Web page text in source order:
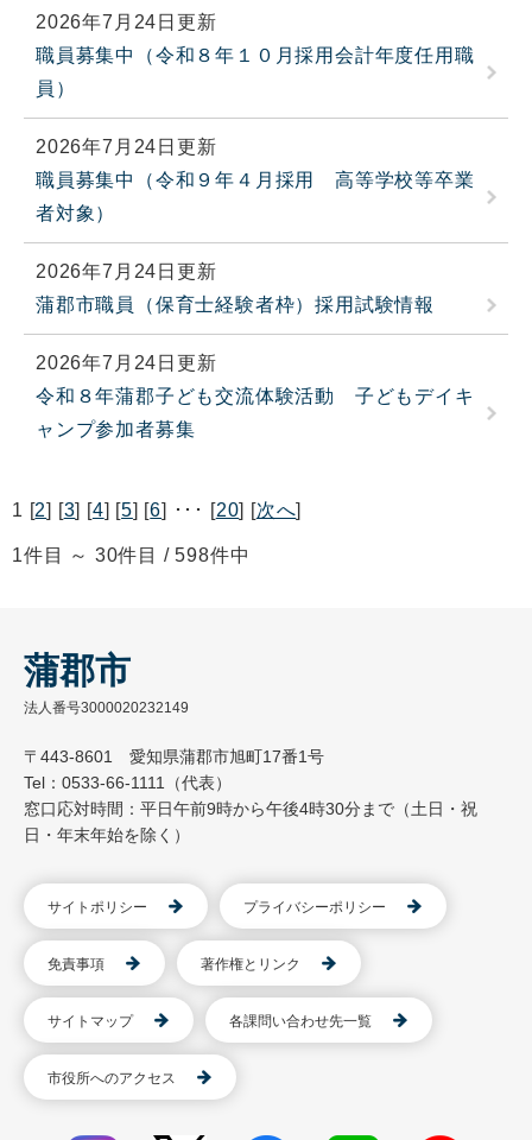
2026年7月24日更新
職員募集中（令和８年１０月採用会計年度任用職
員）
2026年7月24日更新
職員募集中（令和９年４月採用 高等学校等卒業
者対象）
2026年7月24日更新
蒲郡市職員（保育士経験者枠）採用試験情報
2026年7月24日更新
令和８年蒲郡子ども交流体験活動 子どもデイキ
ャンプ参加者募集
1 [2 3 4 ] [5 ] [6 ] ･･･ [ 20 次へ
1件目 ～ 30件目 / 598件中
蒲郡市
法人番号3000020232149
〒443-8601 愛知県蒲郡市旭町17番1号
Tel：0533-66-1111（代表）
窓口応対時間：平日午前9時から午後4時30分まで（土日・祝
日・年末年始を除く）
サイトポリシー プライバシーポリシー
免責事項 著作権とリンク
サイトマップ 各課問い合わせ先一覧
市役所へのアクセス